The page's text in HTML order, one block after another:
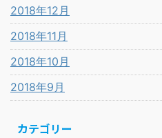
2018年12月
2018年11月
2018年10月
2018年9月
カテゴリー